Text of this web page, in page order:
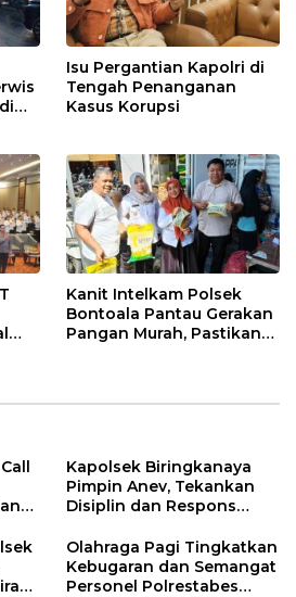
Isu Pergantian Kapolri di
Tengah Penanganan
Kasus Korupsi
Kanit Intelkam Polsek
Bontoala Pantau Gerakan
Pangan Murah, Pastikan
Kapolsek Biringkanaya
Pimpin Anev, Tekankan
Disiplin dan Respons
Masyarakat
Olahraga Pagi Tingkatkan
Kebugaran dan Semangat
Personel Polrestabes